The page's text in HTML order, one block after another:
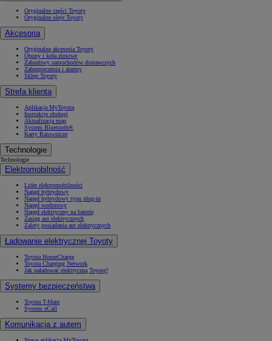
Oryginalne części Toyoty
Oryginalne oleje Toyoty
Akcesoria
Oryginalne akcesoria Toyoty
Opony i koła zimowe
Zabudowy samochodów dostawczych
Zabezpieczenia i alarmy
Sklep Toyoty
Strefa klienta
Aplikacja MyToyota
Instrukcje obsługi
Aktualizacja map
System Bluetooth®
Karty Ratownicze
Technologie
Technologie
Elektromobilność
Lider elektromobilności
Napęd hybrydowy
Napęd hybrydowy typu plug-in
Napęd wodorowy
Napęd elektryczny na baterię
Zasięg aut elektrycznych
Zalety posiadania aut elektrycznych
Ładowanie elektrycznej Toyoty
Toyota HomeCharge
Toyota Charging Network
Jak naładować elektryczną Toyotę?
Systemy bezpieczeństwa
Toyota T-Mate
System eCall
Komunikacja z autem